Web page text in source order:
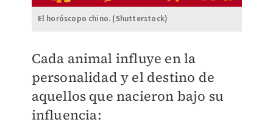
El horóscopo chino. (Shutterstock)
Cada animal influye en la
personalidad y el destino de
aquellos que nacieron bajo su
influencia: